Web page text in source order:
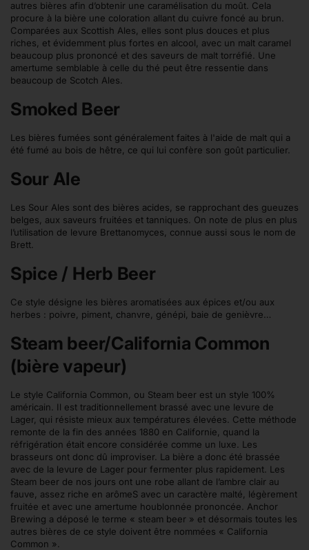
autres bières afin d’obtenir une caramélisation du moût. Cela
procure à la bière une coloration allant du cuivre foncé au brun.
Comparées aux Scottish Ales, elles sont plus douces et plus
riches, et évidemment plus fortes en alcool, avec un malt caramel
beaucoup plus prononcé et des saveurs de malt torréfié. Une
amertume semblable à celle du thé peut être ressentie dans
beaucoup de Scotch Ales.
Smoked Beer
Les bières fumées sont généralement faites à l'aide de malt qui a
été fumé au bois de hêtre, ce qui lui confère son goût particulier.
Sour Ale
Les Sour Ales sont des bières acides, se rapprochant des gueuzes
belges, aux saveurs fruitées et tanniques. On note de plus en plus
l’utilisation de levure Brettanomyces, connue aussi sous le nom de
Brett.
Spice / Herb Beer
Ce style désigne les bières aromatisées aux épices et/ou aux
herbes : poivre, piment, chanvre, génépi, baie de genièvre…
Steam beer/California Common
(bière vapeur)
Le style California Common, ou Steam beer est un style 100%
américain. Il est traditionnellement brassé avec une levure de
Lager, qui résiste mieux aux températures élevées. Cette méthode
remonte de la fin des années 1880 en Californie, quand la
réfrigération était encore considérée comme un luxe. Les
brasseurs ont donc dû improviser. La bière a donc été brassée
avec de la levure de Lager pour fermenter plus rapidement. Les
Steam beer de nos jours ont une robe allant de l’ambre clair au
fauve, assez riche en arômeS avec un caractère malté, légèrement
fruitée et avec une amertume houblonnée prononcée. Anchor
Brewing a déposé le terme « steam beer » et désormais toutes les
autres bières de ce style doivent être nommées « California
Common ».